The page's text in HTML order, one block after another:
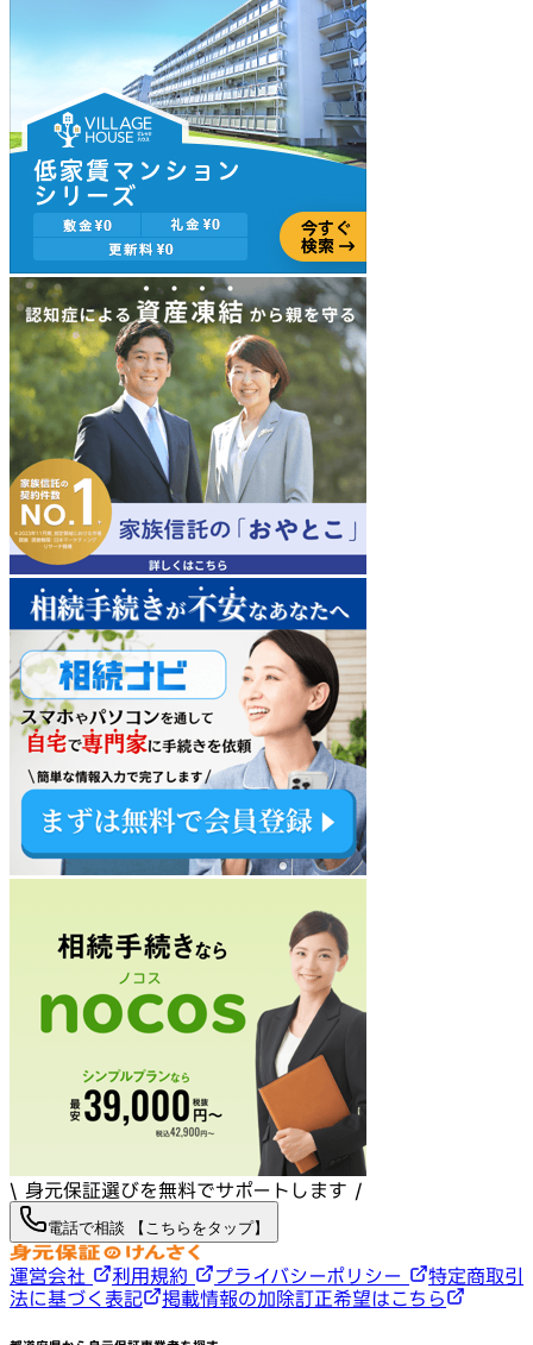
\ 身元保証選びを無料でサポートします /
電話で相談 【こちらをタップ】
運営会社 利用規約 プライバシーポリシー
特定商取引
法に基づく表記
掲載情報の加除訂正希望はこちら